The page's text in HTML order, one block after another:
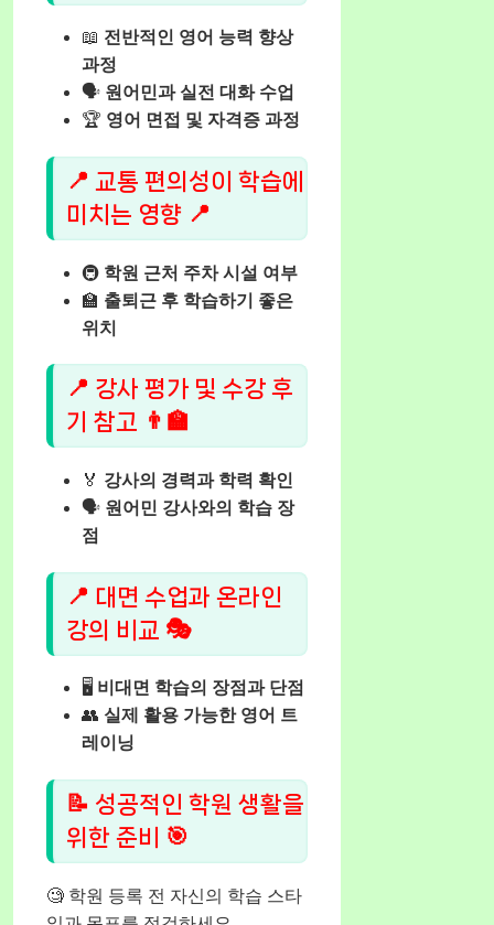
📖 전반적인 영어 능력 향상
과정
🗣️ 원어민과 실전 대화 수업
🏆 영어 면접 및 자격증 과정
📍 교통 편의성이 학습에
미치는 영향 📍
🚇 학원 근처 주차 시설 여부
🏫 출퇴근 후 학습하기 좋은
위치
📍 강사 평가 및 수강 후
기 참고 👨‍🏫
🏅 강사의 경력과 학력 확인
🗣️ 원어민 강사와의 학습 장
점
📍 대면 수업과 온라인
강의 비교 🎭
🖥️ 비대면 학습의 장점과 단점
👥 실제 활용 가능한 영어 트
레이닝
📝 성공적인 학원 생활을
위한 준비 🎯
🧐 학원 등록 전 자신의 학습 스타